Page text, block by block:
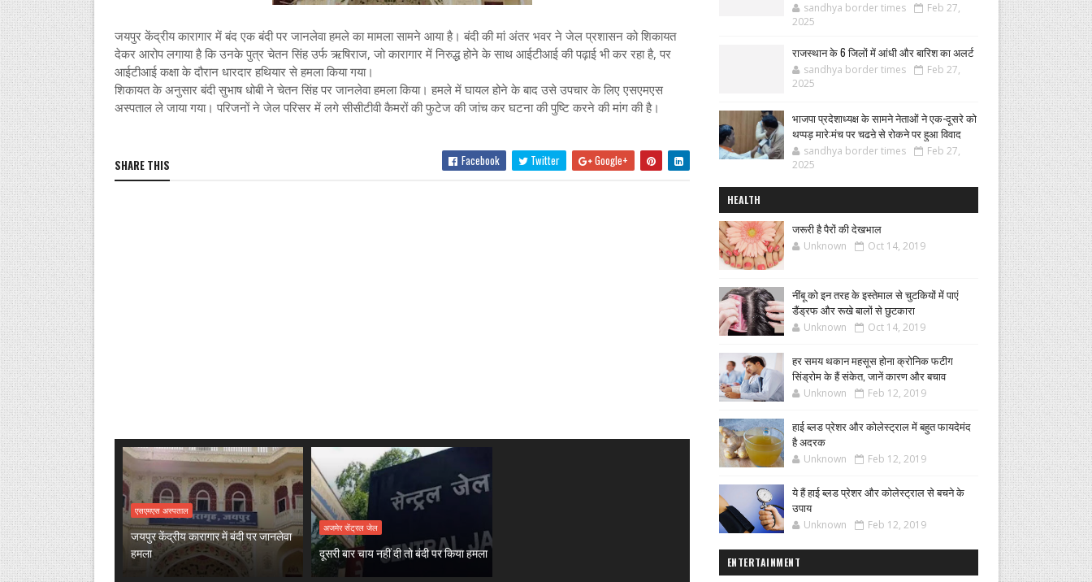
जयपुर केंद्रीय कारागार में बंद एक बंदी पर जानलेवा हमले का मामला सामने आया है। बंदी की मां अंतर भवर ने जेल प्रशासन को शिकायत
देकर आरोप लगाया है कि उनके पुत्र चेतन सिंह उर्फ ऋषिराज, जो कारागार में निरुद्ध होने के साथ आईटीआई की पढ़ाई भी कर रहा है, पर
आईटीआई कक्षा के दौरान धारदार हथियार से हमला किया गया।
शिकायत के अनुसार बंदी सुभाष धोबी ने चेतन सिंह पर जानलेवा हमला किया। हमले में घायल होने के बाद उसे उपचार के लिए एसएमएस
अस्पताल ले जाया गया। परिजनों ने जेल परिसर में लगे सीसीटीवी कैमरों की फुटेज की जांच कर घटना की पुष्टि करने की मांग की है।
SHARE THIS Facebook Twitter Google+
एसएमएस अस्पताल
जयपुर केंद्रीय कारागार में बंदी पर जानलेवा
हमला
अजमेर सेंट्रल जेल
दूसरी बार चाय नहीं दी तो बंदी पर किया हमला
sandhya border times
Feb 27,
2025
राजस्थान के 6 जिलों में आंधी और बारिश का अलर्ट
sandhya border times
Feb 27,
2025
भाजपा प्रदेशाध्यक्ष के सामने नेताओं ने एक-दूसरे को
थप्पड़ मारे:मंच पर चढऩे से रोकने पर हुआ विवाद
sandhya border times
Feb 27,
2025
HEALTH
जरूरी है पैरों की देखभाल
Unknown Oct 14, 2019
नींबू को इन तरह के इस्तेमाल से चुटकियों में पाएं
डैंड्रफ और रूखे बालों से छुटकारा
Unknown Oct 14, 2019
हर समय थकान महसूस होना क्रोनिक फटीग
सिंड्रोम के हैं संकेत, जानें कारण और बचाव
Unknown Feb 12, 2019
हाई ब्लड प्रेशर और कोलेस्ट्राल में बहुत फायदेमंद
है अदरक
Unknown Feb 12, 2019
ये हैं हाई ब्लड प्रेशर और कोलेस्ट्राल से बचने के
उपाय
Unknown Feb 12, 2019
ENTERTAINMENT